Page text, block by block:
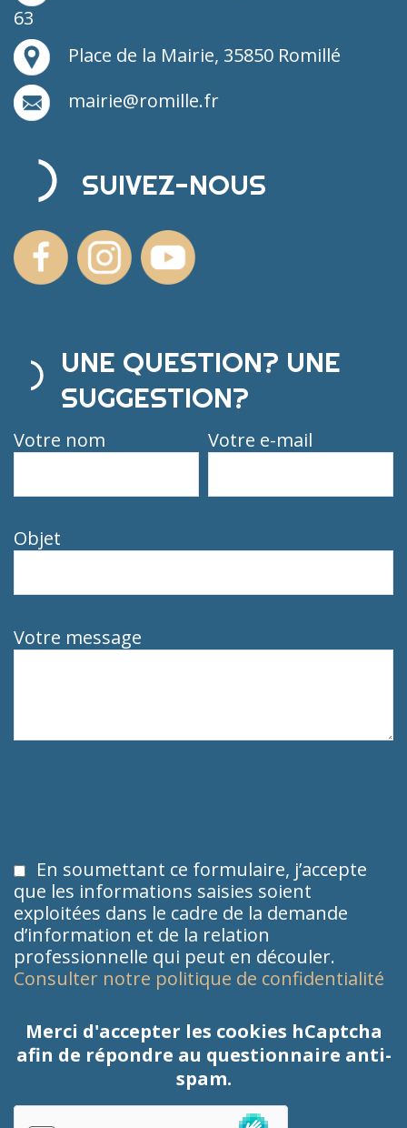
63
Place de la Mairie, 35850 Romillé
mairie@romille.fr
SUIVEZ-NOUS
UNE QUESTION? UNE
SUGGESTION?
Votre nom Votre e-mail
Objet
Votre message
En soumettant ce formulaire, j’accepte
que les informations saisies soient
exploitées dans le cadre de la demande
d’information et de la relation
professionnelle qui peut en découler.
Consulter notre politique de confidentialité
Merci d'accepter les cookies hCaptcha
afin de répondre au questionnaire anti-
spam.